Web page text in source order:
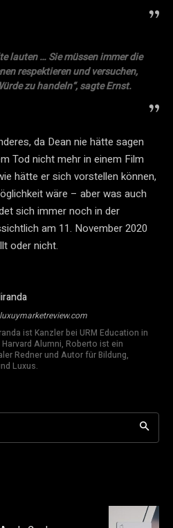
lauten … Sie müssen immer die
respektieren und versuchen,
zu handeln“, sagte Ernst.
da Dean nie hätte sagen
Tod nicht mehr in einem Film
hätte er sich vorstellen können,
wäre – aber was auch
sich immer noch in der
am 11. November 2020
oder nicht.
ist Kanzler bei URM Education in
Alumni, Roberto ist ein
Redner und Autor für Bildung,
Luxus.